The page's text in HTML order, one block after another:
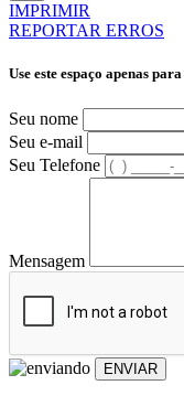
IMPRIMIR
REPORTAR ERROS
Use este espaço apenas
Seu nome
Seu e-mail
Seu Telefone
Mensagem
ENVIAR